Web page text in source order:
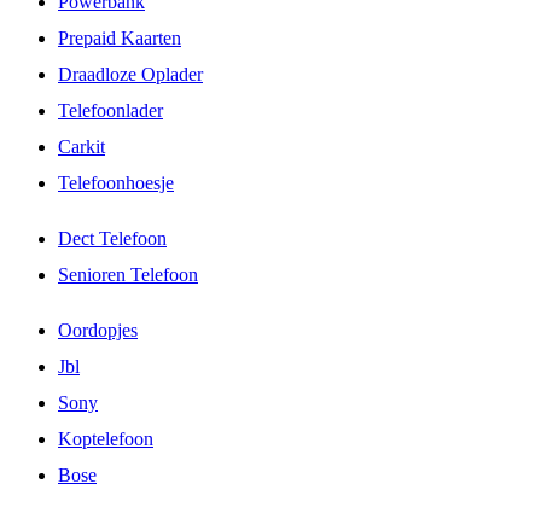
Prepaid Kaarten
Draadloze Oplader
Telefoonlader
Carkit
Telefoonhoesje
Dect Telefoon
Senioren Telefoon
Oordopjes
Jbl
Sony
Koptelefoon
Bose